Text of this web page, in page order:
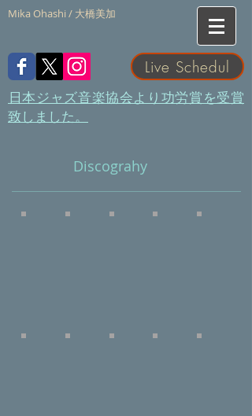
Mika Ohashi / 大橋美加
Live Schedul
​日本ジャズ音楽協会より功労賞を受賞
致しました。
Discograhy